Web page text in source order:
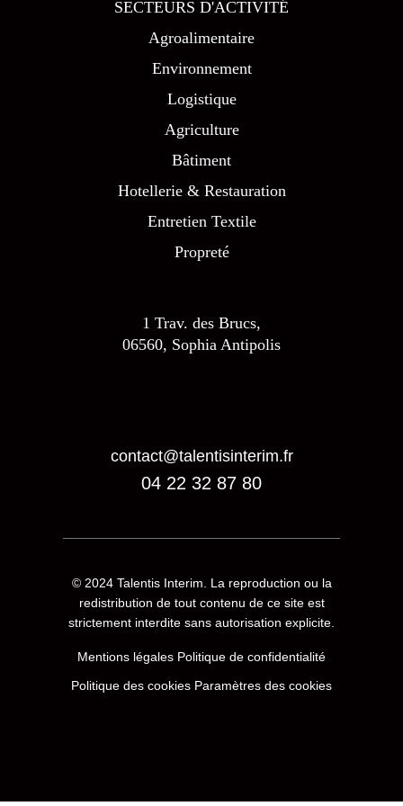
SECTEURS D'ACTIVITÉ
Agroalimentaire
Environnement
Logistique
Agriculture
Bâtiment
Hotellerie & Restauration
Entretien Textile
Propreté
1 Trav. des Brucs,
06560, Sophia Antipolis
04 22 32 87 80
contact@talentisinterim.fr
© 2024 Talentis Interim . La reproduction ou la
redistribution de tout contenu de ce site est
strictement interdite sans autorisation explicite.
Mentions légales Politique de confidentialité
Politique des cookies Paramètres des cookies